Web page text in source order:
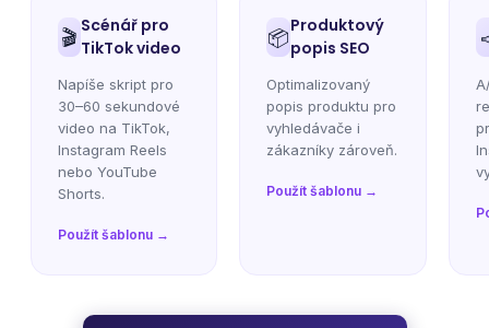
🎬
Scénář pro
TikTok video
Napíše skript pro
30–60 sekundové
video na TikTok,
Instagram Reels
nebo YouTube
Shorts.
Použít šablonu →
📦
Produktový
popis SEO
Optimalizovaný
popis produktu pro
vyhledávače i
zákazníky zároveň.
Použít šablonu →